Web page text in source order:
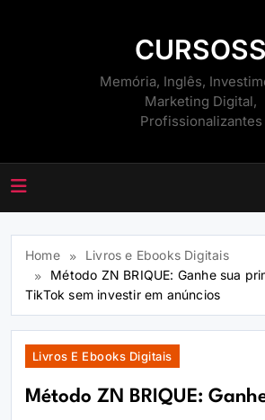
CURSOSS
Memória, Inglês,
Marketing Digital,
Profissionalizantes
Home
Livros e Ebooks Digitais
Método ZN BRIQUE: Ganhe sua
TikTok sem investir em anúncios
Livros E Ebooks Digitais
Método ZN BRIQUE: